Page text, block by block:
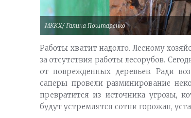
МККХ/ Галина Поштаренко
Работы хватит надолго. Лесному
за отсутствия работы лесорубов.
от поврежденных деревьев. Ради
саперы провели разминирование
превратится из источника угрозы,
будут устремлятся сотни горожан,